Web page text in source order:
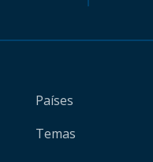
Países
Temas